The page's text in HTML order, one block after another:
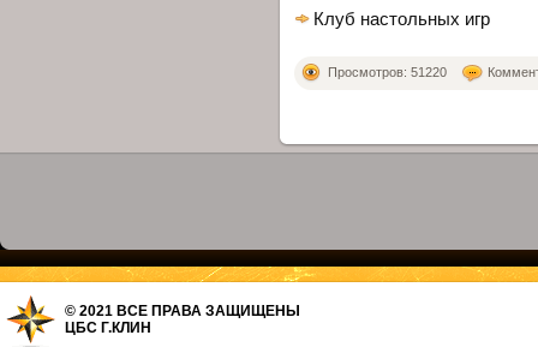
Клуб настольных игр
Просмотров: 51220
© 2021 ВСЕ ПРАВА ЗАЩИЩЕНЫ
ЦБС Г.КЛИН